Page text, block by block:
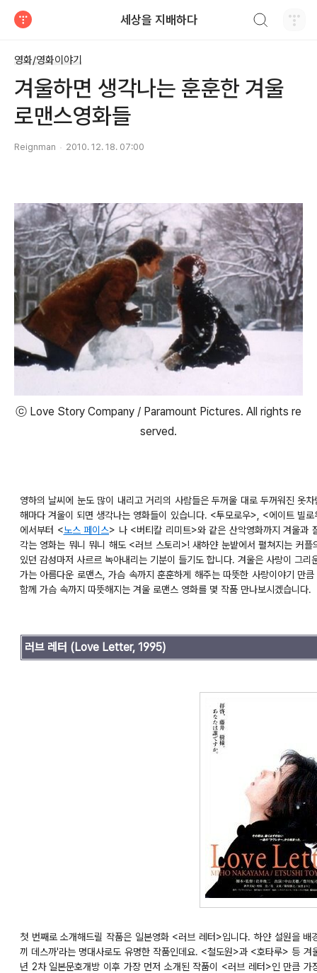
세상을 지배하다
영화/영화이야기
겨울하면 생각나는 훈훈한 겨울
로맨스영화들
Reignman 2010. 12. 18. 07:00
ⓒ Love Story Company / Paramount Pictures. All rights re
served.
영하의 날씨에 눈도 많이 내리고 거리의 사람들은 두꺼울 대로 두꺼워진 옷
해마다 겨울이 되면 생각나는 영화들이 있습니다. <투모로우>, <에이트 빌
에서부터 <노스 페이스> 나 <버티칼 리미트>와 같은 산악영화까지 겨울과
각는 영화는 뭐니 뭐니 해도 <러브 스토리>! 새하얀 눈밭에서 펼쳐지는 커
있던 감성마저 사르르 녹아내리는 기분이 들기도 합니다. 겨울은 사랑이 그
가는 아름다운 로맨스, 가슴 속까지 훈훈하게 해주는 따뜻한 사랑이야기 만
함께 가슴 속까지 따뜻해지는 겨울 로맨스 영화를 몇 작품 만나보시겠습니다.
러브 레터 (Love Letter, 1995)
첫 번째로 소개해드릴 작품은 일본영화 <러브 레터>입니다. 하얀 설원을
끼 데스까'라는 명대사로도 유명한 작품인데요. <철도원>과 <호타루> 등
년 2차 일본문호개방 이후 가장 먼저 소개된 작품이 <러브 레터>인 만큼